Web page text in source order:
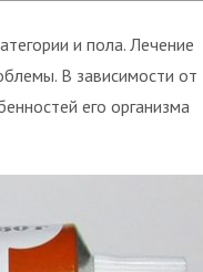
и пола. Лечение
В зависимости от
его организма